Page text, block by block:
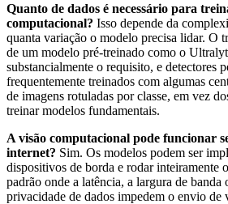
Quanto de dados é necessário para
computacional? Isso depende da
quanta variação o modelo precisa lidar. O
de um modelo pré-treinado como o
substancialmente o requisito, e detectores
frequentemente treinados com algumas
de imagens rotuladas por classe, em vez
treinar modelos fundamentais.
A visão computacional pode funcionar
internet? Sim. Os modelos podem ser
dispositivos de borda e rodar inteiramente
padrão onde a latência, a largura de banda
privacidade de dados impedem o envio de